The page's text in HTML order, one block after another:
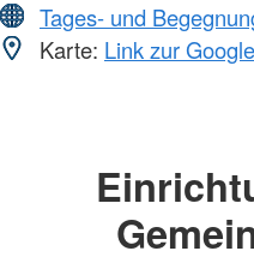
Tages- und
Karte: Link zur